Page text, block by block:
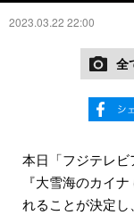
2023.03.22 22:00
全
本日「フジテレ
『大雪海のカイ
れることが決定